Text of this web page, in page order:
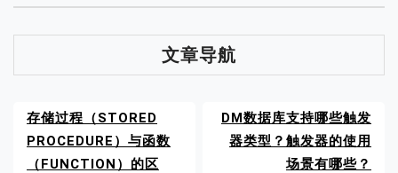
文章导航
存储过程（STORED
PROCEDURE）与函数
（FUNCTION）的区
DM数据库支持哪些触发
器类型？触发器的使用
场景有哪些？